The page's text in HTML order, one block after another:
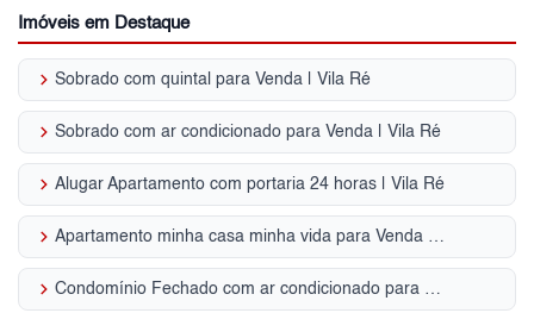
Imóveis em Destaque
keyboard_arrow_right Sobrado com quintal para Venda | Vila Ré
keyboard_arrow_right Sobrado com ar condicionado para Venda | Vila Ré
keyboard_arrow_right Alugar Apartamento com portaria 24 horas | Vila Ré
keyboard_arrow_right Apartamento minha casa minha vida para Venda | Vila Ré
keyboard_arrow_right Condomínio Fechado com ar condicionado para Venda | Vila Ré